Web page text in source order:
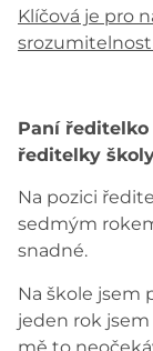
Klíčová je pro
Paní
ředitelky
Na pozici
sedmým
snadné.
Na škole jsem
jeden rok